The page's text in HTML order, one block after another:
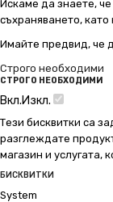
Искаме да знаете, че
съхраняването,
Имайте предвид, че
Строго необходими
СТРОГО НЕОБХОДИМИ
Вкл.Изкл.
Тези бисквитки са
разглеждате
магазин и услугата,
БИСКВИТКИ
System